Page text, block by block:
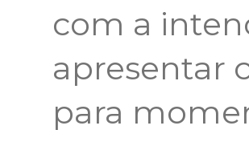
com a
apresentar
para